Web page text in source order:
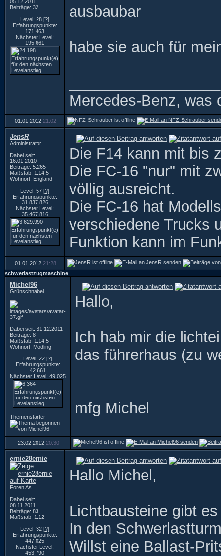
05.12.2011
Beiträge: 32
Level: 28 [?]
Erfahrungspunkte:
171.463
Nächster Level:
195.661
ausbaubar
habe sie auch für
Mercedes-Benz, was
01.01.2012 21:02
JensR
Administrator
Dabei seit:
16.01.2010
Beiträge: 5.265
Maßstab: 1:14,5
Wohnort: England
Level: 57 [?]
Erfahrungspunkte:
31.837.826
Nächster Level:
35.467.816
Die F14 kann mit bis
Die FC-16 "nur" mit
völlig ausreicht.
Die FC-16 hat
verschiedene Trucks
Funktion kann im
01.01.2012 21:28
schwerlastzugmaschine
Michel96
Grünschnabel
Dabei seit: 31.12.2011
Beiträge: 8
Maßstab: 1:14,5
Wohnort: Mödling
Level: 22 [?]
Erfahrungspunkte:
42.661
Nächster Level: 49.025
Themenstarter
Hallo,
Ich hab mir die
das führerhaus (zu
mfg Michel
23.02.2012 20:30
ernie28ernie
Foren As
Dabei seit:
08.11.2011
Beiträge: 83
Maßstab: 1:12
Level: 32 [?]
Erfahrungspunkte:
447.025
Nächster Level:
453.790
Hallo Michel,
Lichtbausteine gibt
In den
Willst eine Ballast-